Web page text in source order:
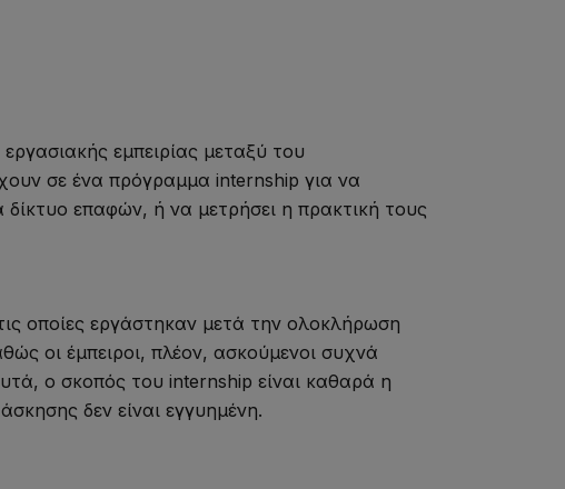
εμπειρίας μεταξύ του
σε ένα πρόγραμμα internship για να
δίκτυο επαφών, ή να μετρήσει η πρακτική τους
οποίες εργάστηκαν μετά την ολοκλήρωση
οι έμπειροι, πλέον, ασκούμενοι συχνά
ο σκοπός του internship είναι καθαρά η
δεν είναι εγγυημένη.